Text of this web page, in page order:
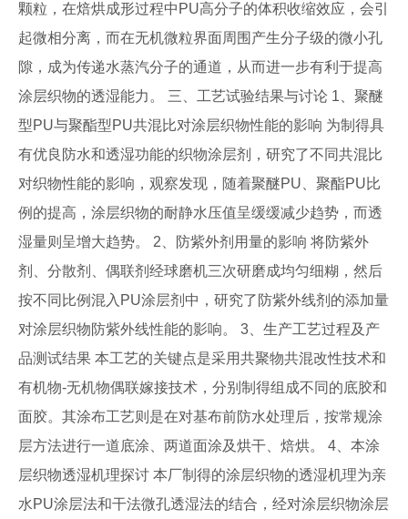
颗粒，在焙烘成形过程中PU高分子的体积收缩效应，会引
起微相分离，而在无机微粒界面周围产生分子级的微小孔
隙，成为传递水蒸汽分子的通道，从而进一步有利于提高
涂层织物的透湿能力。 三、工艺试验结果与讨论 1、聚醚
型PU与聚酯型PU共混比对涂层织物性能的影响 为制得具
有优良防水和透湿功能的织物涂层剂，研究了不同共混比
对织物性能的影响，观察发现，随着聚醚PU、聚酯PU比
例的提高，涂层织物的耐静水压值呈缓缓减少趋势，而透
湿量则呈增大趋势。 2、防紫外剂用量的影响 将防紫外
剂、分散剂、偶联剂经球磨机三次研磨成均匀细糊，然后
按不同比例混入PU涂层剂中，研究了防紫外线剂的添加量
对涂层织物防紫外线性能的影响。 3、生产工艺过程及产
品测试结果 本工艺的关键点是采用共聚物共混改性技术和
有机物-无机物偶联嫁接技术，分别制得组成不同的底胶和
面胶。其涂布工艺则是在对基布前防水处理后，按常规涂
层方法进行一道底涂、两道面涂及烘干、焙烘。 4、本涂
层织物透湿机理探讨 本厂制得的涂层织物的透湿机理为亲
水PU涂层法和干法微孔透湿法的结合，经对涂层织物涂层